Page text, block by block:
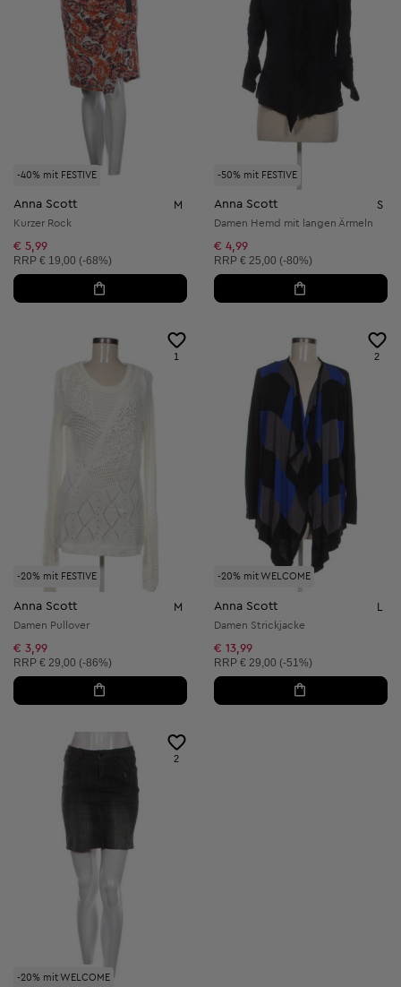
-40% mit FESTIVE
Anna Scott M
Kurzer Rock
€ 5,99
Unverbindliche Preisempfehlung:
RRP € 19,00 (-68%)
-50% mit FESTIVE
Anna Scott S
Damen Hemd mit langen Ärmeln
€ 4,99
Unverbindliche Preisempfehlung:
RRP € 25,00 (-80%)
-20% mit FESTIVE
1
Anna Scott M
Damen Pullover
€ 3,99
Unverbindliche Preisempfehlung:
RRP € 29,00 (-86%)
-20% mit WELCOME
2
Anna Scott L
Damen Strickjacke
€ 13,99
Unverbindliche Preisempfehlung:
RRP € 29,00 (-51%)
-20% mit WELCOME
2